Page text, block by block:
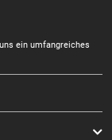
ein umfangreiches